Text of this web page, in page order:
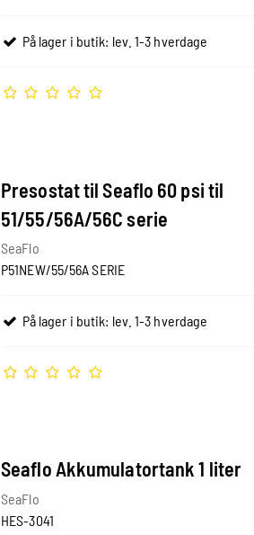
På lager i butik: lev. 1-3 hverdage
Presostat til Seaflo 60 psi til
51/55/56A/56C serie
SeaFlo
P51NEW/55/56A SERIE
På lager i butik: lev. 1-3 hverdage
Seaflo Akkumulatortank 1 liter
SeaFlo
HES-3041